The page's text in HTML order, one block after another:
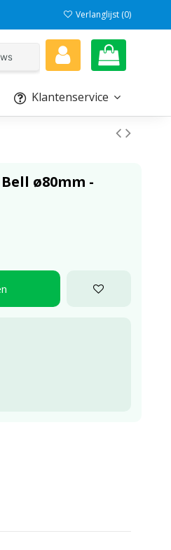
Verlanglijst (0)
Klantenservice
ø80mm -